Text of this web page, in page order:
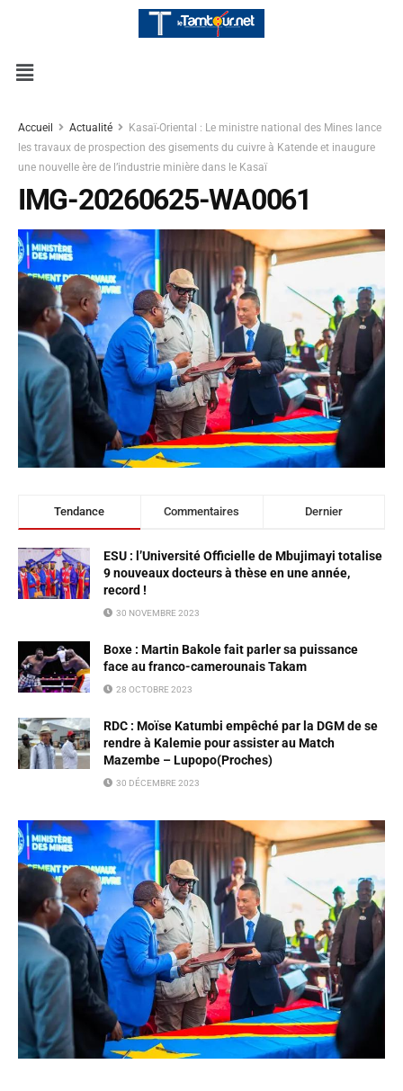
Accueil Actualité
Kasaï-Oriental : Le ministre national des Mines lance
les travaux de prospection des gisements du cuivre à Katende et inaugure
une nouvelle ère de l’industrie minière dans le Kasaï
IMG-20260625-WA0061
Tendance Commentaires Dernier
ESU : l’Université Officielle de Mbujimayi totalise
9 nouveaux docteurs à thèse en une année,
record !
30 NOVEMBRE 2023
Boxe : Martin Bakole fait parler sa puissance
face au franco-camerounais Takam
28 OCTOBRE 2023
RDC : Moïse Katumbi empêché par la DGM de se
rendre à Kalemie pour assister au Match
Mazembe – Lupopo(Proches)
30 DÉCEMBRE 2023